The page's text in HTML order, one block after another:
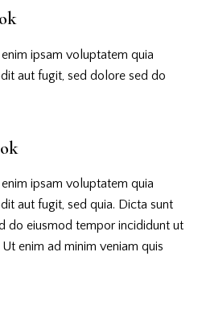
ipsam voluptatem quia
aut fugit, sed dolore sed do
ipsam voluptatem quia
aut fugit, sed quia. Dicta sunt
do eiusmod tempor incididunt ut
enim ad minim veniam quis